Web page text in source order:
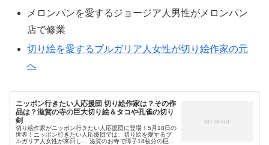
メロンパンを愛するジョージア人男性がメロンパン
店で修業
切り絵を愛するブルガリア人女性が切り絵作家の元
へ
ニッポン行きたい人応援団 切り絵作家は？その作
品は？滋賀の寺の巨大切り絵＆タコや孔雀の切り
剣
切り絵作家がニッポン行きたい人応援団に登場！5月18日の
世界！ニッポン行きたい人応援団では、切り絵を愛するブ
ルガリア人女性が来日し… 滋賀のお寺で障子18枚分の巨大